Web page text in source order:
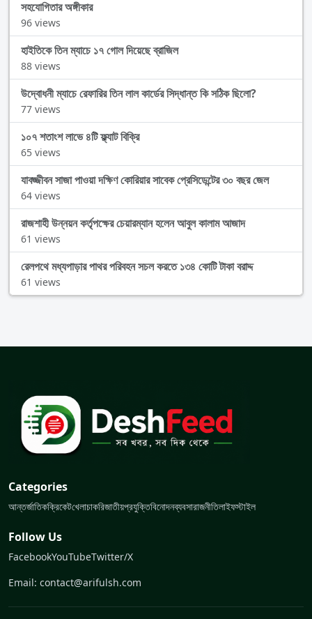
সহযোগিতার অঙ্গীকার
96 views
হাইতিকে তিন ম্যাচে ১৭ গোল দিয়েছে ব্রাজিল
88 views
উদ্বোধনী ম্যাচে রেফারির তিন লাল কার্ডের সিদ্ধান্ত কি সঠিক ছিলো?
77 views
১০৭ শতাংশ লাভে ৪টি ফ্ল্যাট বিক্রি
65 views
যাবজ্জীবন সাজা পাওয়া দক্ষিণ কোরিয়ার সাবেক প্রেসিডেন্টের ৩০ বছর জেল
64 views
রাজশাহী উন্নয়ন কর্তৃপক্ষের চেয়ারম্যান হলেন আবুল কালাম আজাদ
61 views
রেলপথে মধ্যপাড়ার পাথর পরিবহন সচল করতে ১৩৪ কোটি টাকা বরাদ্দ
61 views
Categories
আন্তর্জাতিকক্রিকেটখেলাচাকরিজাতীয়প্রযুক্তিবিনোদনব্যবসারাজনীতিলাইফস্টাইল
Follow Us
FacebookYouTubeTwitter/X
Email: contact@arifulsh.com